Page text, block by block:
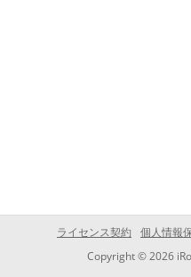
ライセンス契約 個人情報
Copyright © 2026